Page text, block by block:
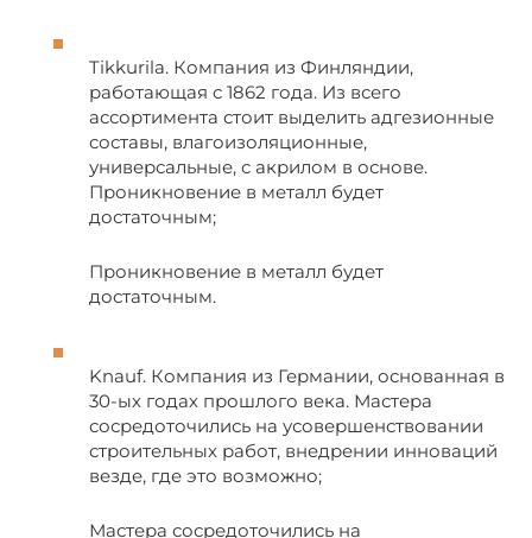
Tikkurila. Компания из Финляндии,
работающая с 1862 года. Из всего
ассортимента стоит выделить адгезионные
составы, влагоизоляционные,
универсальные, с акрилом в основе.
Проникновение в металл будет
достаточным;
Проникновение в металл будет
достаточным.
Knauf. Компания из Германии, основанная в
30-ых годах прошлого века. Мастера
сосредоточились на усовершенствовании
строительных работ, внедрении инноваций
везде, где это возможно;
Мастера сосредоточились на